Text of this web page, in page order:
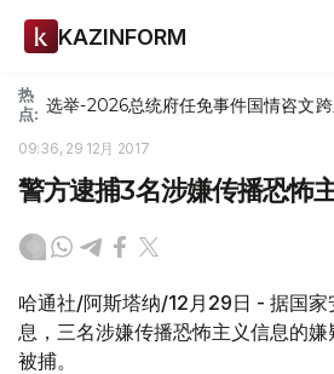
KAZINFORM
热
点: 选举-2026总统府任免事件国情咨文
09:36, 29 12月 2017
警方逮捕3名涉嫌传播恐怖
哈通社/阿斯塔纳/12月29日 - 据国家
息，三名涉嫌传播恐怖主义信息的
被捕。